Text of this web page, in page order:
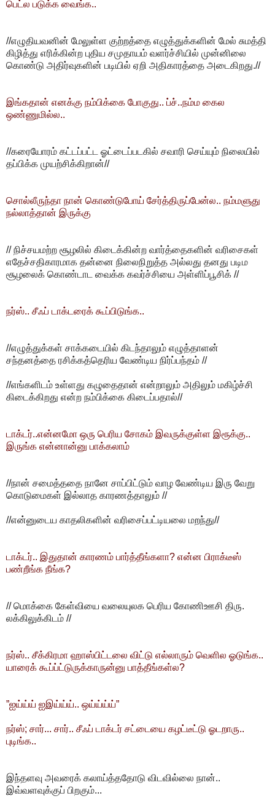
பெட்ல படுக்க வைங்க..
//எழுதியவனின் மேலுள்ள குற்றத்தை எழுத்துக்களின் மேல் சுமத்தி
கிழித்து எரிக்கின்ற புதிய சமுதாயம் வளர்ச்சியில் முன்னிலை
கொண்டு அதிர்வுகளின் படியில் ஏறி அதிகாரத்தை அடைகிறது.//
இங்கதான் எனக்கு நம்பிக்கை போகுது.. ப்ச்..நம்ம கைல
ஒண்ணுமில்ல..
//கரையோரம் கட்டப்பட்ட ஓட்டைப்படகில் சவாரி செய்யும் நிலையில்
தப்பிக்க முயற்சிக்கிறான்//
சொல்லீருந்தா நான் கொண்டுபோய் சேர்த்திருப்பேன்ல.. நம்மளுது
நல்லாத்தான் இருக்கு
// நிச்சயமற்ற சூழலில் கிடைக்கின்ற வார்த்தைகளின் வரிசைகள்
எதேச்சதிகாரமாக தன்னை நிலைநிறுத்த அல்லது தனது படிம
சூழலைக் கொண்டாட வைக்க கவர்ச்சியை அள்ளிப்பூசிக் //
நர்ஸ்.. சீஃப் டாக்டரைக் கூப்பிடுங்க..
//எழுத்துக்கள் சாக்கடையில் கிடந்தாலும் எழுத்தாளன்
சந்தனத்தை ரசிக்கத்தெரிய வேண்டிய நிர்ப்பந்தம் //
//எங்களிடம் உள்ளது கழுதைதான் என்றாலும் அதிலும் மகிழ்ச்சி
கிடைக்கிறது என்ற நம்பிக்கை கிடைப்பதால்//
டாக்டர்..என்னமோ ஒரு பெரிய சோகம் இவருக்குள்ள இரூக்கு..
இருங்க என்னான்னு பாக்கலாம்
//நான் சமைத்ததை நானே சாப்பிட்டும் வாழ வேண்டிய இரு வேறு
கொடுமைகள் இல்லாத காரணத்தாலும் //
//என்னுடைய காதலிகளின் வரிசைப்பட்டியலை மறந்து//
டாக்டர்.. இதுதான் காரணம் பார்த்தீங்களா? என்ன பிராக்டீஸ்
பண்றீங்க நீங்க?
// மொக்கை கேள்வியை வலையுலக பெரிய கோணிஊசி திரு.
லக்கிலுக்கிடம் //
நர்ஸ்.. சீக்கிரமா ஹாஸ்பிட்டலை விட்டு எல்லாரும் வெளில ஓடுங்க..
யாரைக் கூப்ப்ட்டுருக்காருன்னு பாத்தீங்கள்ல?
”ஐய்ய்ய் ஐஇய்ய்ய்.. ஒய்ய்ய்ய்”
நர்ஸ்; சார்... சார்.. சீஃப் டாக்டர் சட்டையை கழட்டீட்டு ஓடறாரு..
புடிங்க..
இந்தளவு அவரைக் கலாய்த்ததோடு விடவில்லை நான்..
இவ்வளவுக்குப் பிறகும்...